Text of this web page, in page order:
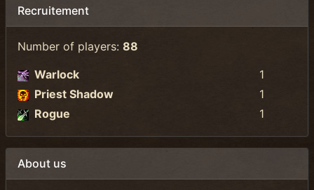
Recruitement
Number of players: 88
Warlock
1
Priest Shadow
1
Rogue
1
About us